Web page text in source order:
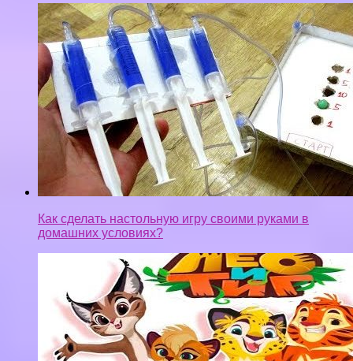
Как сделать настольную игру своими руками в
домашних условиях?